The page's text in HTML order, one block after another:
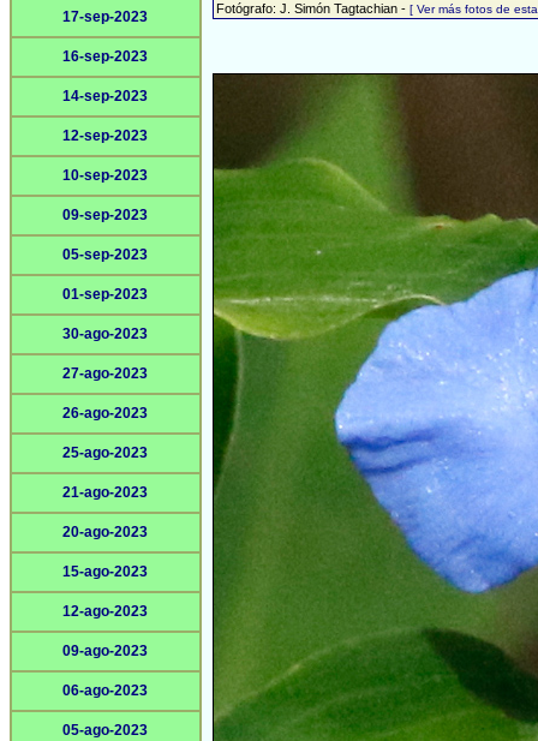
17-sep-2023
16-sep-2023
14-sep-2023
12-sep-2023
10-sep-2023
09-sep-2023
05-sep-2023
01-sep-2023
30-ago-2023
27-ago-2023
26-ago-2023
25-ago-2023
21-ago-2023
20-ago-2023
15-ago-2023
12-ago-2023
09-ago-2023
06-ago-2023
05-ago-2023
Fotógrafo: J. Simón Tagtachian - [ Ver más fotos de